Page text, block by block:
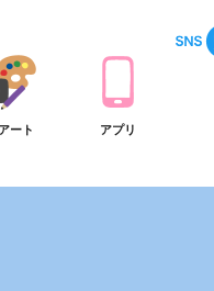
ート アプリ